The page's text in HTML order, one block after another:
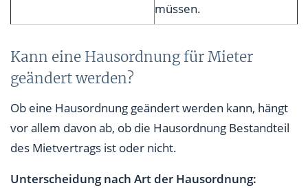
müssen.
Kann eine Hausordnung für Mieter
geändert werden?
Ob eine Hausordnung geändert werden kann, hängt
vor allem davon ab, ob die Hausordnung Bestandteil
des Mietvertrags ist oder nicht.
Unterscheidung nach Art der Hausordnung: